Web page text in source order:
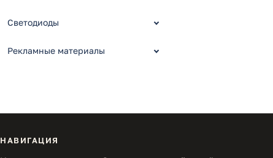
Светодиоды
Рекламные материалы
НАВИГАЦИЯ